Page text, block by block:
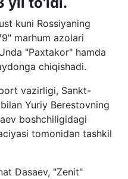
kuni Rossiyaning
marhum azolari
"Paxtakor" hamda
chiqishadi.
vazirligi, Sankt-
Yuriy Berestovning
boshchiligidagi
tomonidan tashkil
Dasaev, "Zenit"